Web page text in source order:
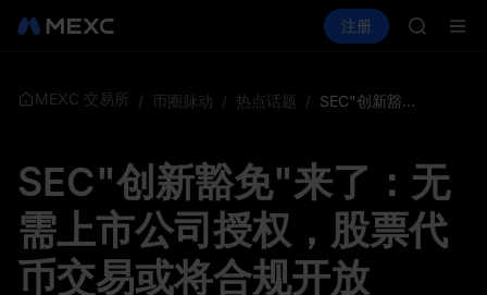
SPCX 理财 活
注册
AAOI
SKYAI
SPCX 解
MEXC 交易所 / 币圈脉动 / 热点话题 / SEC"创新豁免"来了：无需上市公司授权，股票代币交易或将合规开放
SEC"创新豁免"来了：无
需上市公司授权，股票代
币交易或将合规开放